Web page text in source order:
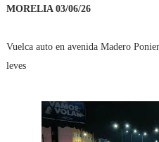
MORELIA 03/06/26
Vuelca auto en avenida Madero
leves